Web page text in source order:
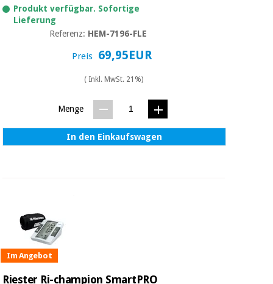
Produkt verfügbar. Sofortige
Lieferung
Referenz: HEM-7196-FLE
Preis 69,95EUR
( Inkl. MwSt. 21%)
Menge
In den Einkaufswagen
Im Angebot
Riester Ri-champion SmartPRO